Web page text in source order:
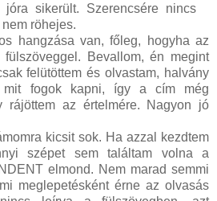
sikerült. Szerencsére nincs
röhejes.
hangzása van, főleg, hogyha az
Bevallom, én megint
felütöttem és olvastam, halvány
mit fogok kapni, így a cím még
rájöttem az értelmére. Nagyon jó
kicsit sok. Ha azzal kezdtem
szépet sem találtam volna a
elmond. Nem marad semmi
meglepetésként érne az olvasás